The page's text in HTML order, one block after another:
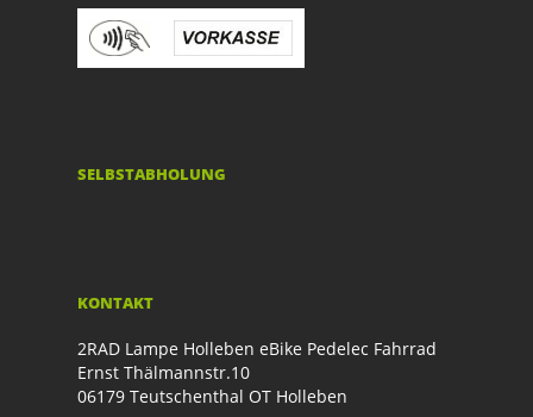
SELBSTABHOLUNG
KONTAKT
2RAD Lampe Holleben eBike Pedelec Fahrrad
Ernst Thälmannstr.10
06179 Teutschenthal OT Holleben